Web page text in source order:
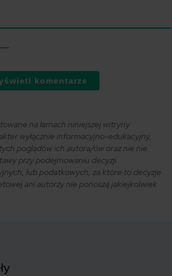
komentarze
na łamach niniejszej witryny
wyłącznie informacyjno-edukacyjny,
poglądów ich autora/ów oraz nie nie
przy podejmowaniu decyzji
lub podatkowych, za które to decyzje
ani autorzy nie ponoszą jakiejkolwiek